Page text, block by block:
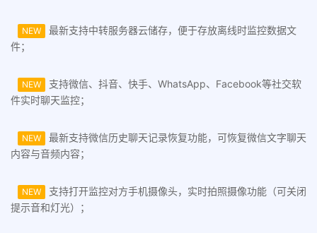
NEW
最新支持中转服务器云储存，便于存放离线时监控数据文
件；
NEW
支持微信、抖音、快手、WhatsApp、Facebook等社交软
件实时聊天监控；
NEW
最新支持微信历史聊天记录恢复功能，可恢复微信文字聊天
内容与音频内容；
NEW
支持打开监控对方手机摄像头，实时拍照摄像功能（可关闭
提示音和灯光）；